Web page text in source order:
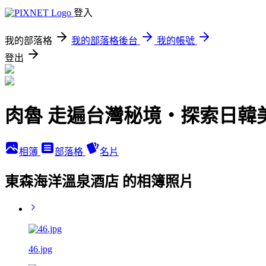
登入
我的部落格 我的部落格後台
我的帳號
登出
肉魯 走遍台灣秘境・探索日韓
相簿 部落格 名片
東森海洋溫泉酒店 的相簿照片
46.jpg